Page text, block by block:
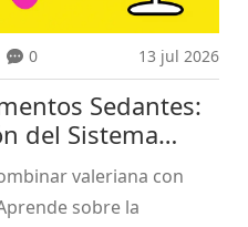
0 13 jul 2026
Sedantes:
del Sistema
valeriana con
sobre la